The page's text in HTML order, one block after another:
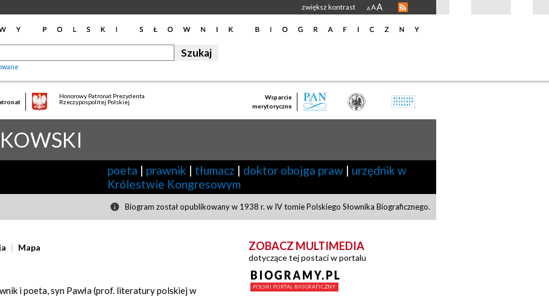
zwiększ kontrast A AA
Honorowy Patronat Prezydenta
Rzeczypospolitej Polskiej
Wsparcie
merytoryczne
poeta | prawnik | tłumacz | doktor obojga praw | urzędnik w
Królestwie Kongresowym
Biogram został opublikowany w 1938 r. w IV tomie Polskiego Słownika Biograficznego.
Mapa
i poeta, syn Pawła (prof. literatury polskiej w
ZOBACZ MULTIMEDIA
dotyczące tej postaci w portalu